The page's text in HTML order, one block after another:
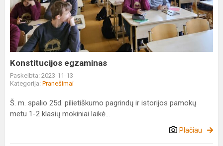
Konstitucijos egzaminas
Paskelbta: 2023-11-13
Kategorija: Pranešimai
Š. m. spalio 25d. pilietiškumo pagrindų ir istorijos pamokų
metu 1-2 klasių mokiniai laikė...
Plačiau